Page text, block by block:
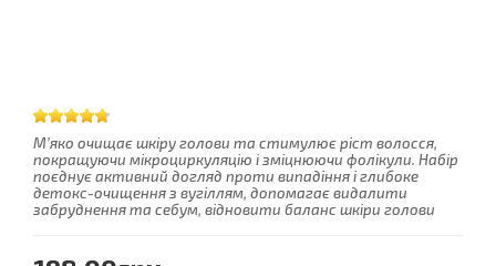
М’яко очищає шкіру голови та стимулює ріст волосся,
покращуючи мікроциркуляцію і зміцнюючи фолікули. Набір
поєднує активний догляд проти випадіння і глибоке
детокс-очищення з вугіллям, допомагає видалити
забруднення та себум, відновити баланс шкіри голови